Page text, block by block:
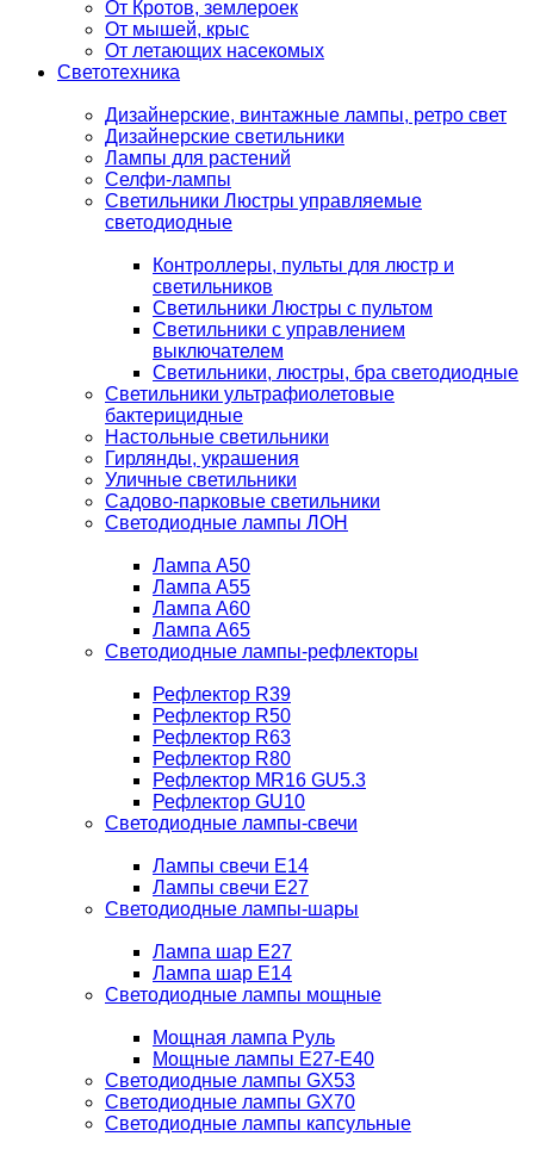
От Кротов, землероек
От мышей, крыс
От летающих насекомых
Светотехника
Дизайнерские, винтажные лампы, ретро свет
Дизайнерские светильники
Лампы для растений
Селфи-лампы
Светильники Люстры управляемые
светодиодные
Контроллеры, пульты для люстр и
светильников
Светильники Люстры с пультом
Светильники с управлением
выключателем
Светильники, люстры, бра светодиодные
Светильники ультрафиолетовые
бактерицидные
Настольные светильники
Гирлянды, украшения
Уличные светильники
Садово-парковые светильники
Светодиодные лампы ЛОН
Лампа A50
Лампа A55
Лампа A60
Лампа A65
Светодиодные лампы-рефлекторы
Рефлектор R39
Рефлектор R50
Рефлектор R63
Рефлектор R80
Рефлектор MR16 GU5.3
Рефлектор GU10
Светодиодные лампы-свечи
Лампы свечи Е14
Лампы свечи Е27
Светодиодные лампы-шары
Лампа шар E27
Лампа шар Е14
Светодиодные лампы мощные
Мощная лампа Руль
Мощные лампы E27-E40
Светодиодные лампы GX53
Светодиодные лампы GX70
Светодиодные лампы капсульные